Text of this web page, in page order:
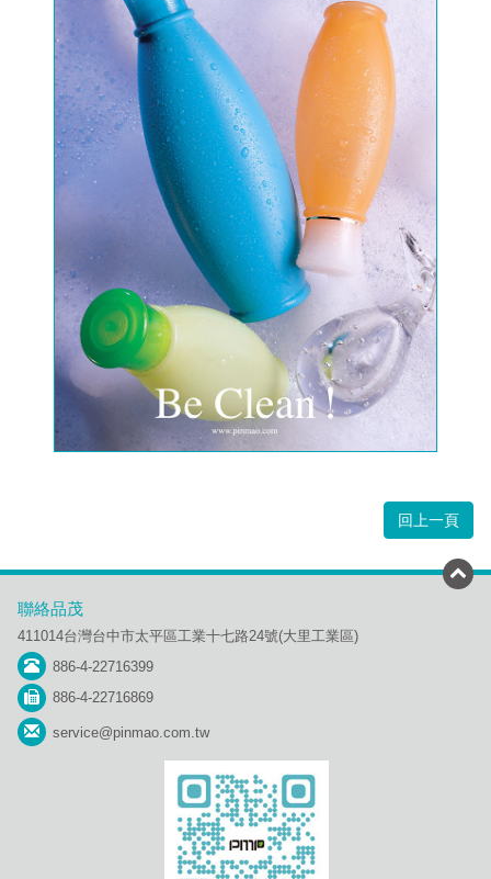
回上一頁
聯絡品茂
411014台灣台中市太平區工業十七路24號(大里工業區)
886-4-22716399
886-4-22716869
service@pinmao.com.tw